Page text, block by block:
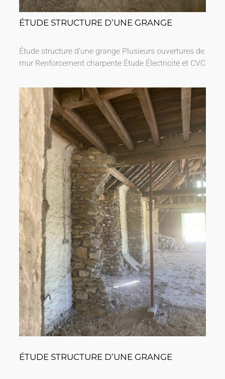
ÉTUDE STRUCTURE D’UNE GRANGE
Étude structure d’une grange Plusieurs ouvertures de
mur Renforcement charpente Étude Électricité et CVC
ÉTUDE STRUCTURE D’UNE GRANGE